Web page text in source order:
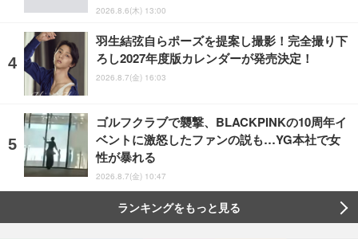
2026.8.6(木) 13:00
羽生結弦自らポーズを提案し撮影！完全撮り下
ろし2027年度版カレンダーが発売決定！
2026.8.7(金) 16:03
ゴルフクラブで襲撃、BLACKPINKの10周年イ
ベントに激怒したファンの説も…YG本社で女
性が暴れる
2026.8.7(金) 10:47
ランキングをもっと見る